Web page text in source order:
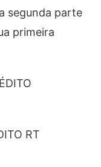
segunda parte
primeira
RT